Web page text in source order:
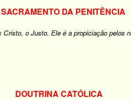
DA PENITÊNCIA
o Justo. Ele é a propiciação
DOUTRINA CATÓLICA